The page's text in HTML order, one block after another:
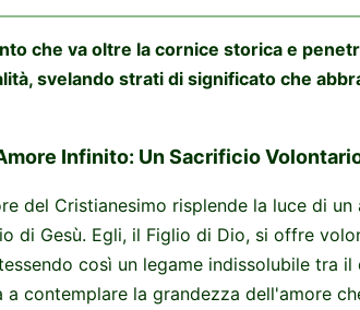
che va oltre la cornice storica e
svelando strati di significato che
Infinito: Un Sacrificio
del Cristianesimo risplende la luce di
di Gesù. Egli, il Figlio di Dio, si offre
così un legame indissolubile tra
a contemplare la grandezza dell'amore